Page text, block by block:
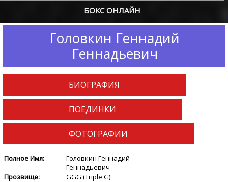
БОКС ОНЛАЙН
Головкин Геннадий
Геннадьевич
БИОГРАФИЯ
ПОЕДИНКИ
ФОТОГРАФИИ
Полное Имя:
Головкин Геннадий
Геннадьевич
Прозвище:
GGG (Triple G)